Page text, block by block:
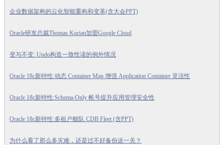
企业数据架构的云化智能重构和变革(含大会PPT)
Oracle研发总裁Thomas Kurian加盟Google Cloud
变与不变: Undo构造一致性读的例外情况
Oracle 18c新特性:动态 Container Map 增强 Application Container 灵活性
Oracle 18c新特性:Schema-Only 帐号提升应用管理安全性
Oracle 18c新特性:多租户舰队 CDB Fleet (含PPT)
为什么看了那么多灾难，还是过不好备份这一关？